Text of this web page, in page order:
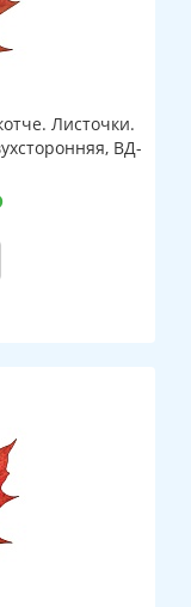
Листочки.
ВД-